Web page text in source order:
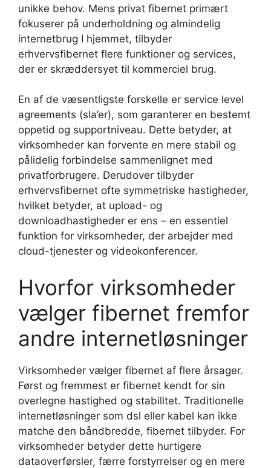
unikke behov. Mens privat fibernet primært
fokuserer på underholdning og almindelig
internetbrug I hjemmet, tilbyder
erhvervsfibernet flere funktioner og services,
der er skræddersyet til kommerciel brug.
En af de væsentligste forskelle er service level
agreements (sla’er), som garanterer en bestemt
oppetid og supportniveau. Dette betyder, at
virksomheder kan forvente en mere stabil og
pålidelig forbindelse sammenlignet med
privatforbrugere. Derudover tilbyder
erhvervsfibernet ofte symmetriske hastigheder,
hvilket betyder, at upload- og
downloadhastigheder er ens – en essentiel
funktion for virksomheder, der arbejder med
cloud-tjenester og videokonferencer.
Hvorfor virksomheder
vælger fibernet fremfor
andre internetløsninger
Virksomheder vælger fibernet af flere årsager.
Først og fremmest er fibernet kendt for sin
overlegne hastighed og stabilitet. Traditionelle
internetløsninger som dsl eller kabel kan ikke
matche den båndbredde, fibernet tilbyder. For
virksomheder betyder dette hurtigere
dataoverførsler, færre forstyrrelser og en mere